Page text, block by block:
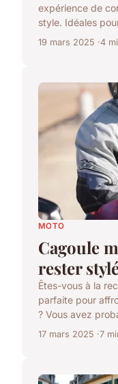
expérience de
style. Idéales
19 mars 2025 4
MOTO
Cagoule
rester
Êtes-vous à la
parfaite pour
? Vous avez
17 mars 2025 7